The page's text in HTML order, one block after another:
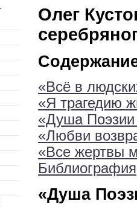
Олег
«Всё в
«Я трагедию
«Душа
«Любви
«Все жертвы
Библиография
«Душа